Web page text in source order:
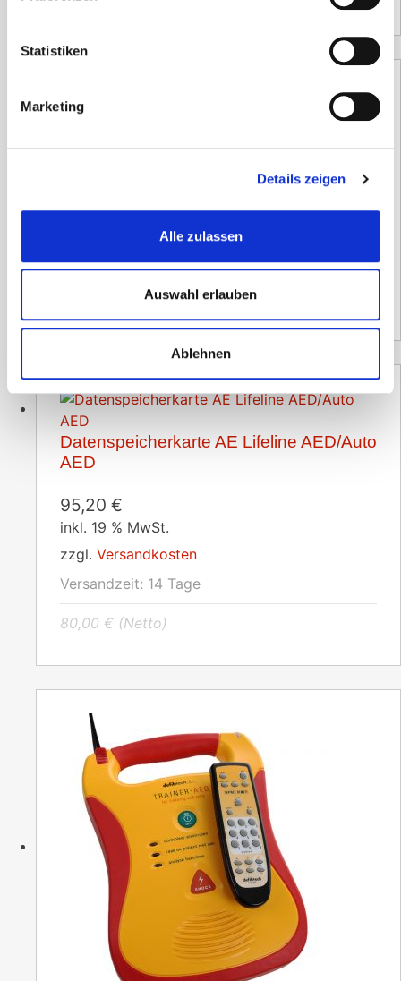
Statistiken
Marketing
Details zeigen
Alle zulassen
Auswahl erlauben
Ablehnen
Tragetasche Lifeline AED/ AUTO AED
Versandkosten
Versandzeit:14 Tage
(Netto)
Datenspeicherkarte AE Lifeline AED/Auto
AED
95,20 €
inkl. 19 % MwSt.
zzgl. Versandkosten
Versandzeit: 14 Tage
80,00 € (Netto)